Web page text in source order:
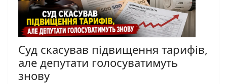
Суд скасував підвищення тарифів,
але депутати голосуватимуть
знову